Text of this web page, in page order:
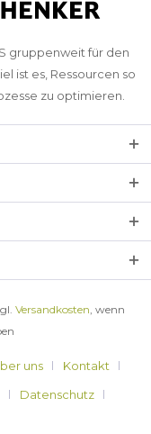
gruppenweit für den
ist es, Ressourcen so
zu optimieren.
Versandkosten, wenn
uns
Kontakt
Datenschutz